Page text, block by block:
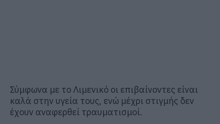
Σύμφωνα με το Λιμενικό οι επιβαίνοντες είναι
καλά στην υγεία τους, ενώ μέχρι στιγμής δεν
έχουν αναφερθεί τραυματισμοί.